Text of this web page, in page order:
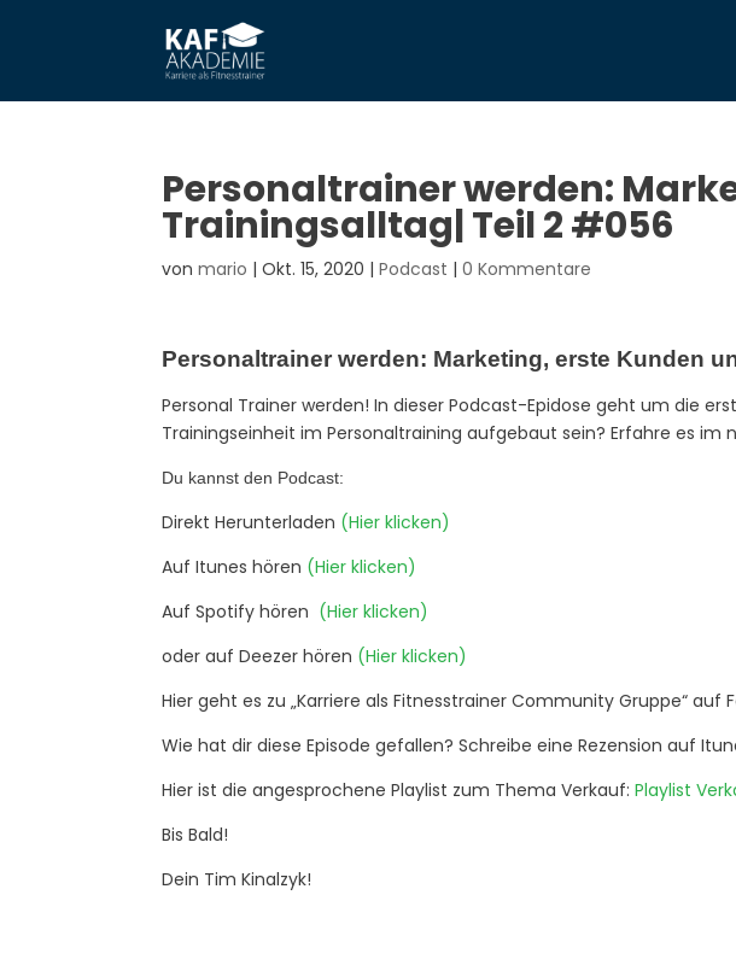
Personaltrainer werden:
Trainingsalltag| Teil 2 #056
vonmario |Okt. 15, 2020 |Podcast |0 Kommentare
Personaltrainer werden: Marketing, erste Kunden
Personal Trainer werden! In dieser Podcast-Epidose geht um die
Trainingseinheit im Personaltraining aufgebaut sein? Erfahre es im
Du kannst den Podcast:
Direkt Herunterladen (Hier klicken)
Auf Itunes hören (Hier klicken)
Auf Spotify hören (Hier klicken)
oder auf Deezer hören (Hier klicken)
Hier geht es zu „Karriere als Fitnesstrainer Community Gruppe“ auf
Wie hat dir diese Episode gefallen? Schreibe eine Rezension auf
Hier ist die angesprochene Playlist zum Thema Verkauf:Playlist
Bis Bald!
Dein Tim Kinalzyk!